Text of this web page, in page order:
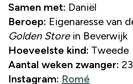
Samen met: Daniël
Beroep: Eigenaresse van
Golden Storein Beverwijk
Hoeveelste kind: Tweede
Aantal weken zwanger: 23
Instagram: Romé